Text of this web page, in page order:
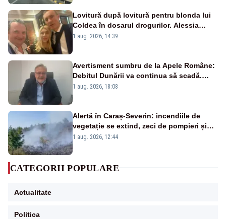
Lovitură după lovitură pentru blonda lui
Coldea în dosarul drogurilor. Alessia
Păcuraru explică decizia magistraților
1 aug. 2026, 14:39
Avertisment sumbru de la Apele Române:
Debitul Dunării va continua să scadă.
Cernavodă s-ar putea închide în 4 zile
1 aug. 2026, 18:08
Alertă în Caraș-Severin: incendiile de
vegetație se extind, zeci de pompieri și
silvicultori se luptă cu flăcările - VIDEO
1 aug. 2026, 12:44
CATEGORII POPULARE
Actualitate
Politica